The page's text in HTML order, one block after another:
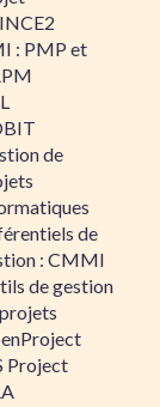
: PMP et
de
de
: CMMI
de gestion
Project